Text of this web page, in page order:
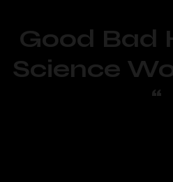
Good Bad
Science
“